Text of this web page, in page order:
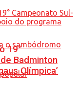
19°
Badminton
Olímpica’